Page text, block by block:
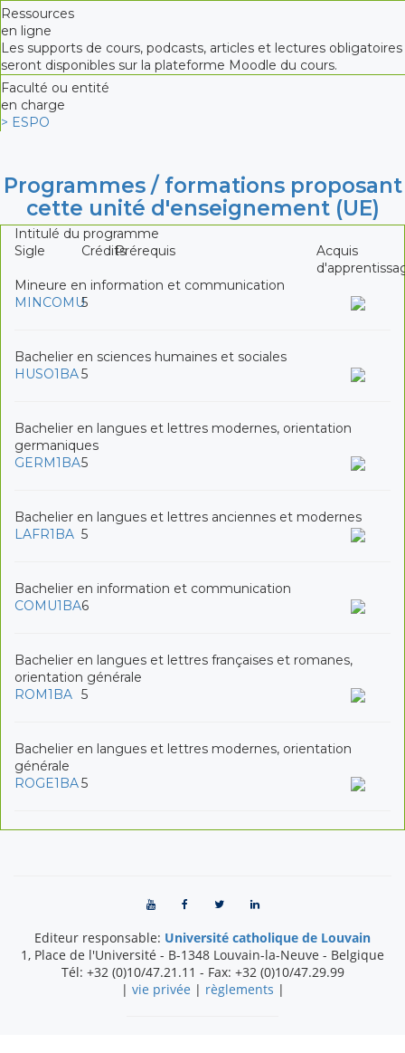
Ressources
en ligne
Les supports de cours, podcasts, articles et lectures obligatoires
seront disponibles sur la plateforme Moodle du cours.
Faculté ou entité
en charge
> ESPO
Programmes / formations proposant
cette unité d'enseignement (UE)
Intitulé du programme
Sigle
CréditsPrérequis
Acquis
Mineure en information et communication
MINCOMU5
Bachelier en sciences humaines et sociales
HUSO1BA5
Bachelier en langues et lettres modernes, orientation
germaniques
GERM1BA5
Bachelier en langues et lettres anciennes et modernes
LAFR1BA 5
Bachelier en information et communication
COMU1BA6
Bachelier en langues et lettres françaises et romanes,
orientation générale
ROM1BA 5
Bachelier en langues et lettres modernes, orientation
générale
ROGE1BA5
Editeur responsable: Université catholique de Louvain
1, Place de l'Université - B-1348 Louvain-la-Neuve - Belgique
Tél: +32 (0)10/47.21.11 - Fax: +32 (0)10/47.29.99
| vie privée | règlements |